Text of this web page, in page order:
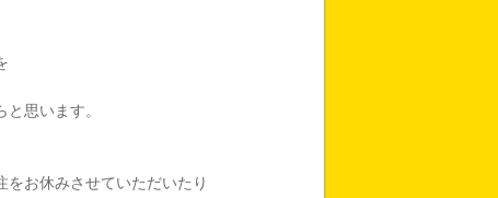
思います。
お休みさせていただいたり